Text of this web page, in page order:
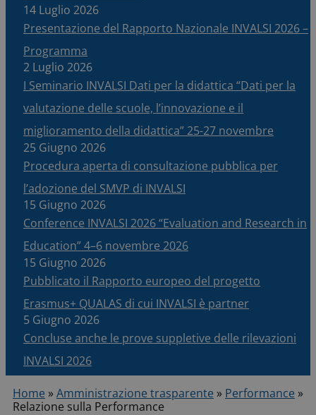
14 Luglio 2026
Presentazione del Rapporto Nazionale INVALSI 2026 –
Programma
2 Luglio 2026
I Seminario INVALSI Dati per la didattica “Dati per la
valutazione delle scuole, l’innovazione e il
miglioramento della didattica” 25-27 novembre
25 Giugno 2026
Procedura aperta di consultazione pubblica per
l’adozione del SMVP di INVALSI
15 Giugno 2026
Conference INVALSI 2026 “Evaluation and Research in
Education” 4–6 novembre 2026
15 Giugno 2026
Pubblicato il Rapporto europeo del progetto
Erasmus+ QUALAS di cui INVALSI è partner
5 Giugno 2026
Concluse anche le prove suppletive delle rilevazioni
INVALSI 2026
Home »Amministrazione trasparente » Performance »
Relazione sulla Performance